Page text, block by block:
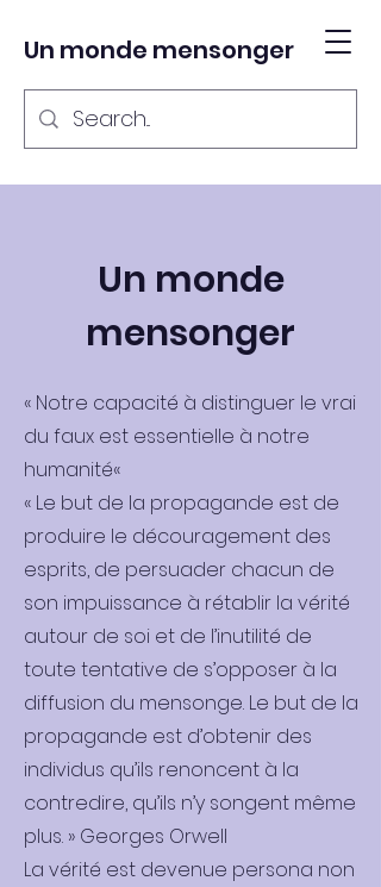
Un monde mensonger
Un monde
mensonger
« Notre capacité à distinguer le vrai
du faux est essentielle à notre
humanité«
« Le but de la propagande est de
produire le découragement des
esprits, de persuader chacun de
son impuissance à rétablir la vérité
autour de soi et de l’inutilité de
toute tentative de s’opposer à la
diffusion du mensonge. Le but de la
propagande est d’obtenir des
individus qu’ils renoncent à la
contredire, qu’ils n’y songent même
plus. » Georges Orwell
La vérité est devenue persona non